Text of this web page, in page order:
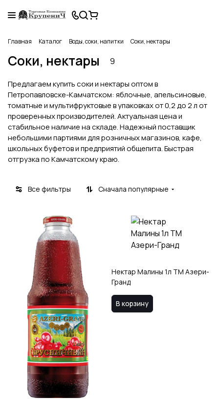
Главная Каталог Воды, соки, напитки Соки, нектары
Соки, нектары 9
Предлагаем купить соки и нектары оптом в
Петропавловске-Камчатском: яблочные, апельсиновые,
томатные и мультифруктовые в упаковках от 0,2 до 2 л от
проверенных производителей. Актуальная цена и
стабильное наличие на складе. Надежный поставщик
небольшими партиями для розничных магазинов, кафе,
школьных буфетов и предприятий общепита. Быстрая
отгрузка по Камчатскому краю.
Все фильтры Сначала популярные
Нектар Малины 1л ТМ Азери-
Гранд
В корзину